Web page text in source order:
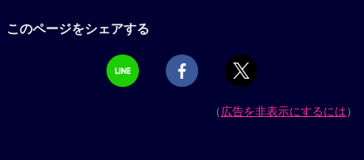
このページをシェアする
（広告を非表示にするには）